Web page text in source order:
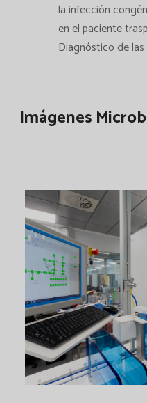
la infección
en el paciente
Diagnóstico de
Imágenes